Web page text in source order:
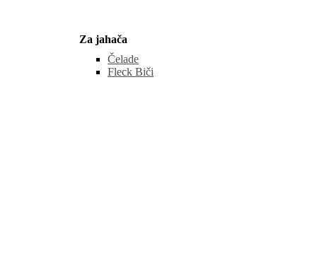
Za jahača
Čelade
Fleck Biči